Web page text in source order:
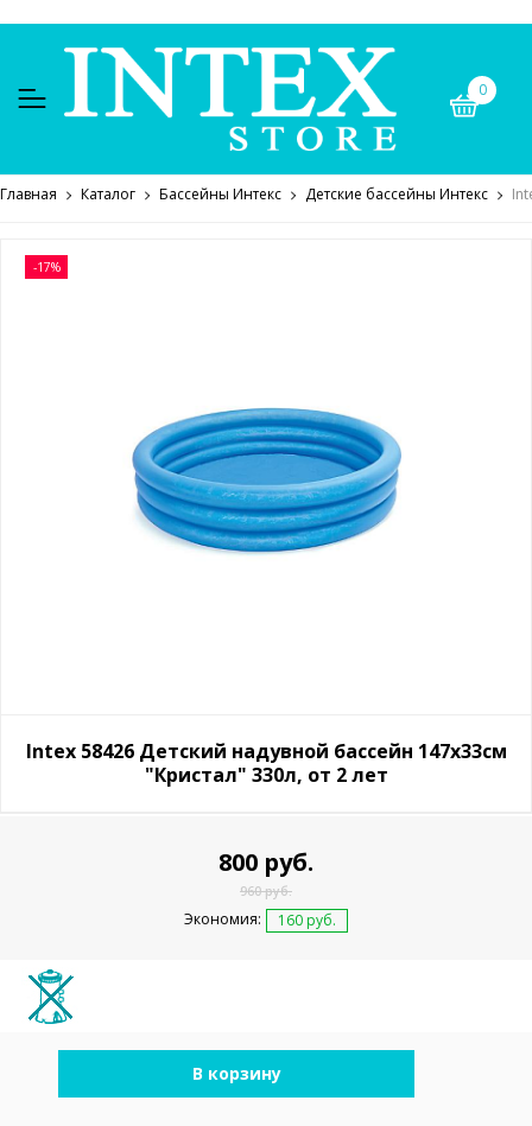
0
Главная Каталог Бассейны Интекс Детские бассейны Интекс
-17%
Intex 58426 Детский надувной бассейн 147х33см
"Кристал" 330л, от 2 лет
800 руб.
960 руб.
Экономия: 160 руб.
В корзину